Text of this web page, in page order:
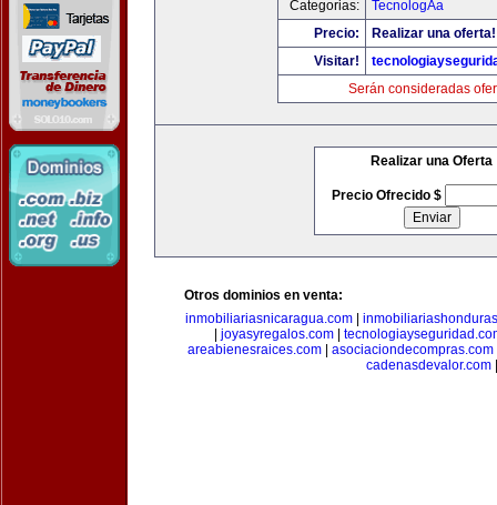
Categorias:
TecnologÃ­a
Precio:
Realizar una oferta!
Visitar!
Serán consideradas
Realizar una Oferta
Precio Ofrecido $
Otros dominios en venta:
inmobiliariasnicaragua.com|
joyasyregalos.com
areabienesraices.com| asociaciondecompras.com
cadenasdevalor.com|